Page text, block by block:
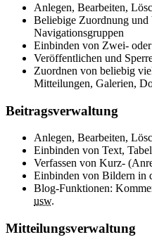
Anlegen, Bearbeiten,
Beliebige Zuordnung und
Navigationsgruppen
Einbinden von Zwei-
Veröffentlichen und
Zuordnen von beliebig
Mitteilungen, Galerien,
Beitragsverwaltung
Anlegen, Bearbeiten,
Einbinden von Text,
Verfassen von Kurz-
Einbinden von Bildern in
Blog-Funktionen:
usw.
Mitteilungsverwaltung